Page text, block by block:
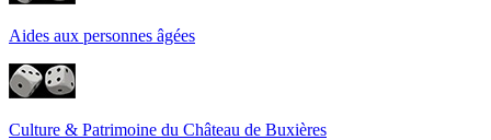
Aides aux personnes âgées
Culture & Patrimoine du Château de Buxières